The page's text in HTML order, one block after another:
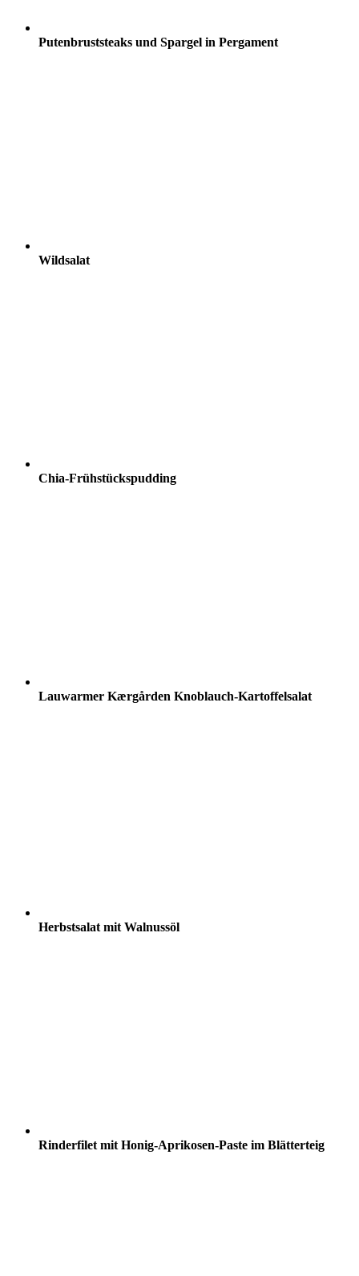
Putenbruststeaks und Spargel in Pergament
Wildsalat
Chia-Frühstückspudding
Lauwarmer Kærgården Knoblauch-Kartoffelsalat
Herbstsalat mit Walnussöl
Rinderfilet mit Honig-Aprikosen-Paste im Blätterteig